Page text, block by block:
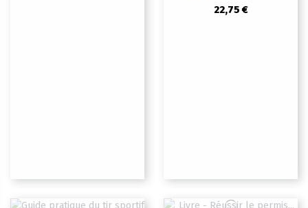
22,75 €